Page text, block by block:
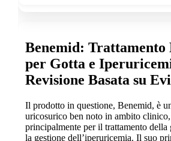
Benemid: Trattamento
per Gotta e
Revisione Basata su
Il prodotto in questione, Benemid, è
uricosurico ben noto in ambito
principalmente per il trattamento della
la gestione dell’iperuricemia. Il suo